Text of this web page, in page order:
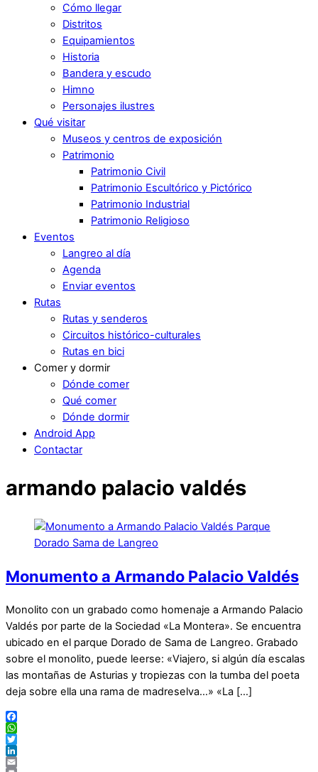
Cómo llegar
Distritos
Equipamientos
Historia
Bandera y escudo
Himno
Personajes ilustres
Qué visitar
Museos y centros de exposición
Patrimonio
Patrimonio Civil
Patrimonio Escultórico y Pictórico
Patrimonio Industrial
Patrimonio Religioso
Eventos
Langreo al día
Agenda
Enviar eventos
Rutas
Rutas y senderos
Circuitos histórico-culturales
Rutas en bici
Comer y dormir
Dónde comer
Qué comer
Dónde dormir
Android App
Contactar
armando palacio valdés
Monumento a Armando Palacio Valdés
Monolito con un grabado como homenaje a Armando Palacio
Valdés por parte de la Sociedad «La Montera». Se encuentra
ubicado en el parque Dorado de Sama de Langreo. Grabado
sobre el monolito, puede leerse: «Viajero, si algún día escalas
las montañas de Asturias y tropiezas con la tumba del poeta
deja sobre ella una rama de madreselva…» «La […]
Facebook
WhatsApp
Twitter
LinkedIn